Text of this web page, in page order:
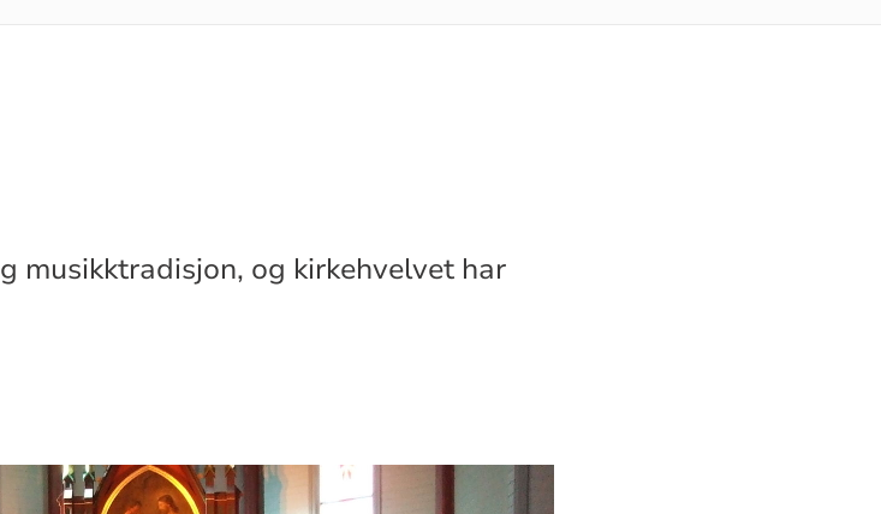
musikktradisjon, og kirkehvelvet har